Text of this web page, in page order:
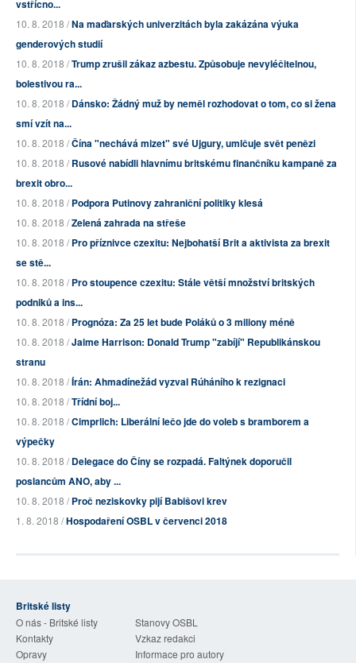
vstřícno...
10. 8. 2018 /Na maďarských univerzitách byla zakázána výuka
genderových studií
10. 8. 2018 /Trump zrušil zákaz azbestu. Způsobuje nevyléčitelnou,
bolestivou ra...
10. 8. 2018 /Dánsko: Žádný muž by neměl rozhodovat o tom, co si žena
smí vzít na...
10. 8. 2018 /Čína "nechává mizet" své Ujgury, umlčuje svět penězi
10. 8. 2018 /Rusové nabídli hlavnímu britskému finančníku kampaně za
brexit obro...
10. 8. 2018 /Podpora Putinovy zahraniční politiky klesá
10. 8. 2018 /Zelená zahrada na střeše
10. 8. 2018 /Pro příznivce czexitu: Nejbohatší Brit a aktivista za brexit
se stě...
10. 8. 2018 /Pro stoupence czexitu: Stále větší množství britských
podniků a ins...
10. 8. 2018 /Prognóza: Za 25 let bude Poláků o 3 miliony méně
10. 8. 2018 /Jaime Harrison: Donald Trump "zabíjí" Republikánskou
stranu
10. 8. 2018 /Írán: Ahmadínežád vyzval Rúháního k rezignaci
10. 8. 2018 /Třídní boj...
10. 8. 2018 /Cimprlich: Liberální lečo jde do voleb s bramborem a
výpečky
10. 8. 2018 /Delegace do Číny se rozpadá. Faltýnek doporučil
poslancům ANO, aby ...
10. 8. 2018 /Proč neziskovky pijí Babišovi krev
1. 8. 2018 /Hospodaření OSBL v červenci 2018
Britské listy
O nás - Britské listy
Stanovy OSBL
Kontakty
Vzkaz redakci
Opravy
Informace pro autory